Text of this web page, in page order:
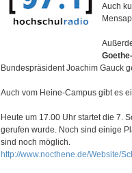
Auch
Bundespräsident Joachim Gauck
Auch vom Heine-Campus gibt es
Heute um 17.00 Uhr startet die 7.
gerufen wurde. Noch sind einige
sind noch möglich.
http://www.nocthene.de/Website/